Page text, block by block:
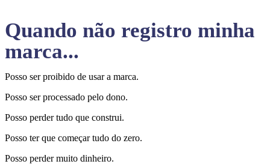
Quando não registro minha
marca...
Posso ser proibido de usar a marca.
Posso ser processado pelo dono.
Posso perder tudo que construi.
Posso ter que começar tudo do zero.
Posso perder muito dinheiro.